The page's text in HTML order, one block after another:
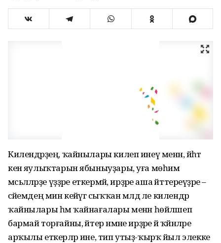
Килендәрҙең, ҡайнылары килеп инеү менән, йәһәт
кенә яулыҡтарын ябыныуҙары, уға мөһим
мәсьәләләрҙе үҙҙәре еткермәй, ирҙәре аша әйттереүҙәре –
әсәйемдең мин кейәүгә сыҡҡан мәлдә әле килендәр
ҡайнылары һәм ҡайнағалары менән һөйлә­шеп
бармай торғайны, әйтер нәмәне ирҙәре йә ҡәйнәләре
арҡылы еткерә­ләр ине, тип утыҙ-ҡырҡ йыл элекке